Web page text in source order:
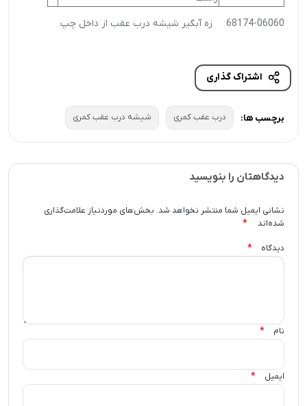
68174-06060 زه آبگیر شیشه درب عقب از داخل چپ
اشتراک گذاری
برچسب ها: درب عقب کمری شیشه درب عقب کمری
دیدگاهتان را بنویسید
نشانی ایمیل شما منتشر نخواهد شد. بخش‌های موردنیاز علامت‌گذاری
شده‌اند
*
دیدگاه *
نام *
ایمیل *